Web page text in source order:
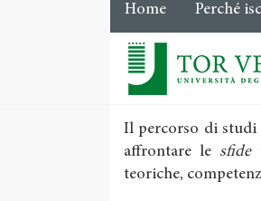
Home Perché
Il percorso di studi
affrontare le sfide
teoriche,